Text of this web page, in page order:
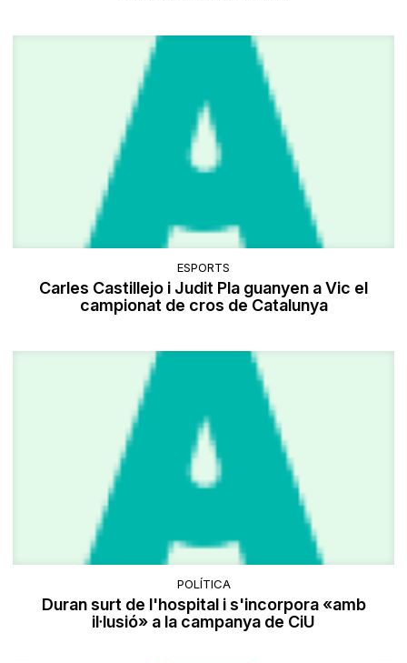
ESPORTS
Carles Castillejo i Judit Pla guanyen a Vic el
campionat de cros de Catalunya
POLÍTICA
Duran surt de l'hospital i s'incorpora «amb
il·lusió» a la campanya de CiU